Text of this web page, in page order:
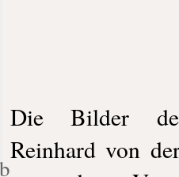
Die Bilder
Reinhard von